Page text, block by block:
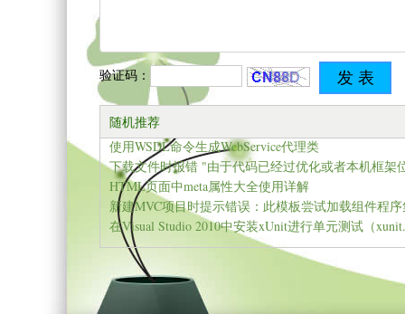
验证码：
随机推荐
使用WSDL命令生成WebService代理类
HTML页面中meta属性大全使用详解